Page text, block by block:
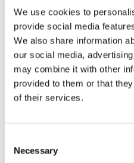
We use cookies to
provide social media
We also share information
our social media,
may combine it with other
provided to them or that
of their services.
Selection
Necessary
Verkkosivustomme
käyttökokemuksen
kohdentamiseksi.
9.1
Nämä evästeet ovat
perustoimintojen
Keräämme tietoa